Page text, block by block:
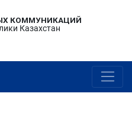
КОММУНИКАЦИЙ
Казахстан